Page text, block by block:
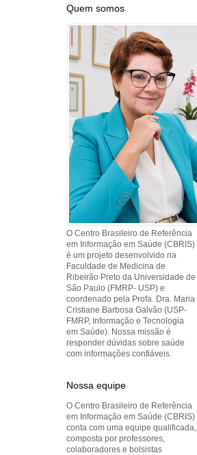
Quem somos
O Centro Brasileiro de Referência
em Informação em Saúde (CBRIS)
é um projeto desenvolvido na
Faculdade de Medicina de
Ribeirão Preto da Universidade de
São Paulo (FMRP- USP) e
coordenado pela Profa. Dra. Maria
Cristiane Barbosa Galvão (USP-
FMRP, Informação e Tecnologia
em Saúde). Nossa missão é
responder dúvidas sobre saúde
com informações confiáveis.
Nossa equipe
O Centro Brasileiro de Referência
em Informação em Saúde (CBRIS)
conta com uma equipe qualificada,
composta por professores,
colaboradores e bolsistas